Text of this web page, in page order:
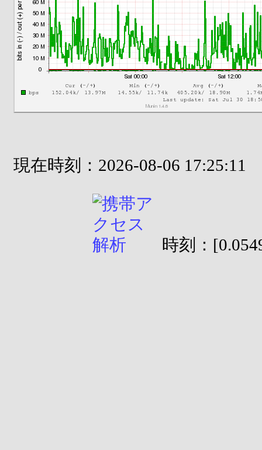
現在時刻：2026-08-06 17:25:11
時刻：